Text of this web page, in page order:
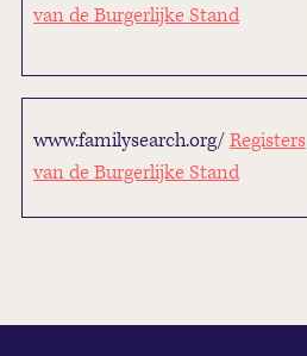
van de Burgerlijke Stand
www.familysearch.org/Registers
van de Burgerlijke Stand